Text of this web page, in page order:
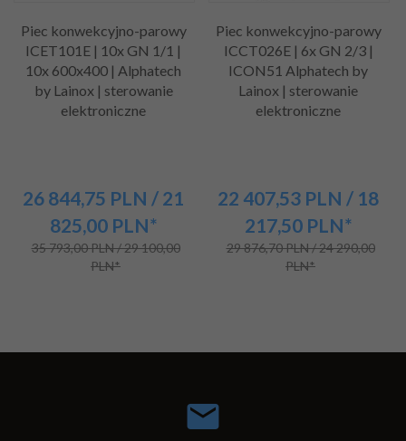
Piec konwekcyjno-parowy
ICET101E | 10x GN 1/1 |
10x 600x400 | Alphatech
by Lainox | sterowanie
elektroniczne
26 844,75 PLN / 21
825,00 PLN*
35 793,00 PLN / 29 100,00
PLN*
Piec konwekcyjno-parowy
ICCT026E | 6x GN 2/3 |
ICON51 Alphatech by
Lainox | sterowanie
elektroniczne
22 407,53 PLN / 18
217,50 PLN*
29 876,70 PLN / 24 290,00
PLN*